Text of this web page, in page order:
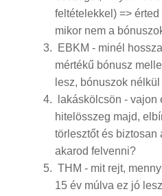
feltételekkel) =>
mikor nem a
EBKM - minél
mértékű bónusz
lesz, bónuszok
lakáskölcsön -
hitelösszeg majd,
törlesztőt és biztosan
akarod felvenni?
THM - mit rejt,
15 év múlva ez jó